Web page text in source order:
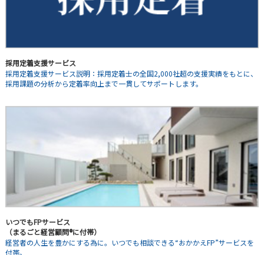
採用定着支援サービス
採用定着支援サービス説明：採用定着士の全国2,000社超の支援実績をもとに、
採用課題の分析から定着率向上まで一貫してサポートします。
いつでもFPサービス
（まるごと経営顧問®に付帯）
経営者の人生を豊かにする為に。いつでも相談できる“おかかえFP”サービスを
付帯。